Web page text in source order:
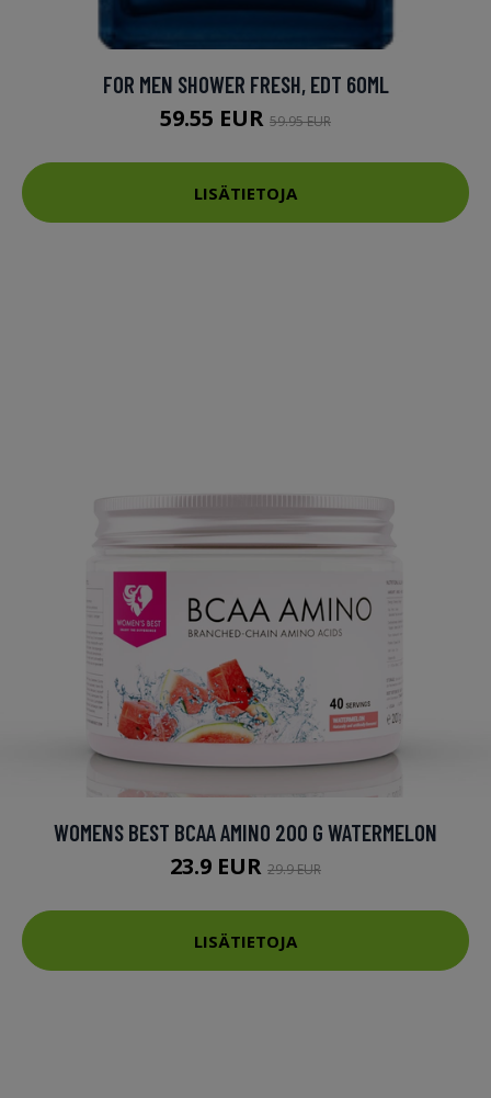
FOR MEN SHOWER FRESH, EDT 60ML
59.55 EUR 59.95 EUR
LISÄTIETOJA
WOMENS BEST BCAA AMINO 200 G WATERMELON
23.9 EUR 29.9 EUR
LISÄTIETOJA